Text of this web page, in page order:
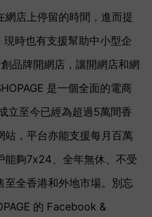
網店上停留的時間，進而提
現時也有支援幫助中小型企
品牌開網店，讓開網店和網
是一個全面的電商
立至今已經為超過5萬間香
站，平台亦能支援每月百萬
能夠7x24、全年無休、不受
至全香港和外地市場。別忘
的 Facebook &